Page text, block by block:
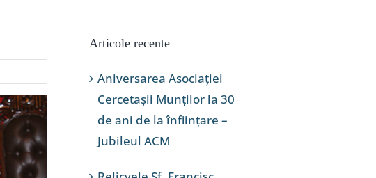
Articole recente
Aniversarea Asociației
Cercetașii Munților la 30
de ani de la înființare –
Jubileul ACM